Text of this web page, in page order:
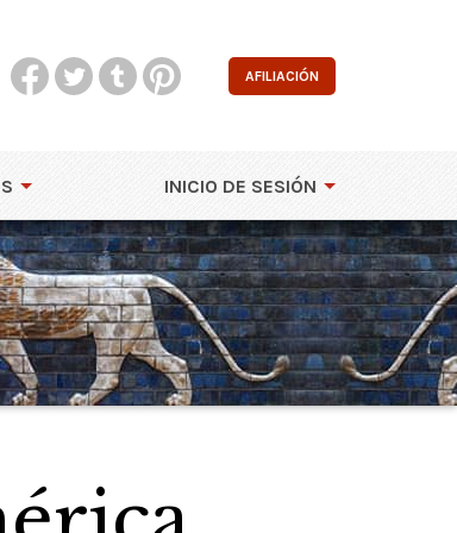
AFILIACIÓN
INICIO DE SESIÓN